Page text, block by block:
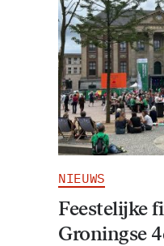
NIEUWS
Feestelijke
Groningse